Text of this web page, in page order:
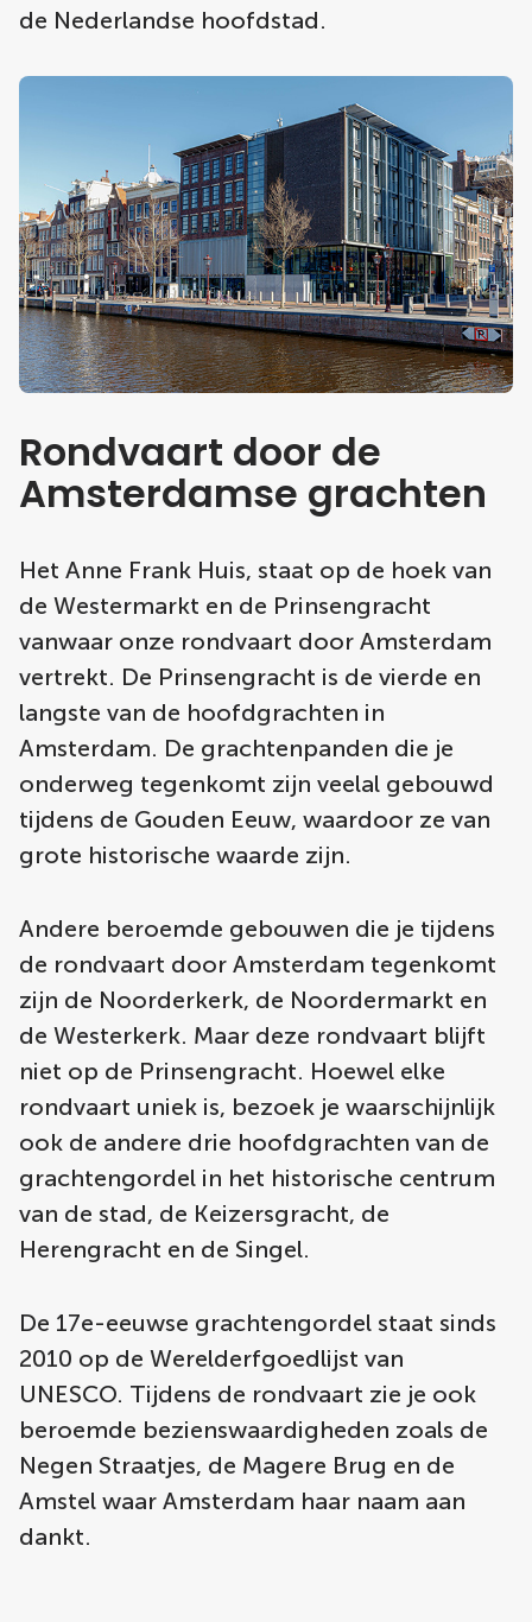
de Nederlandse hoofdstad.
Rondvaart door de
Amsterdamse grachten
Het Anne Frank Huis, staat op de hoek van
de Westermarkt en de Prinsengracht
vanwaar onze rondvaart door Amsterdam
vertrekt. De Prinsengracht is de vierde en
langste van de hoofdgrachten in
Amsterdam. De grachtenpanden die je
onderweg tegenkomt zijn veelal gebouwd
tijdens de Gouden Eeuw, waardoor ze van
grote historische waarde zijn.
Andere beroemde gebouwen die je tijdens
de rondvaart door Amsterdam tegenkomt
zijn de Noorderkerk, de Noordermarkt en
de Westerkerk. Maar deze rondvaart blijft
niet op de Prinsengracht. Hoewel elke
rondvaart uniek is, bezoek je waarschijnlijk
ook de andere drie hoofdgrachten van de
grachtengordel in het historische centrum
van de stad, de Keizersgracht, de
Herengracht en de Singel.
De 17e-eeuwse grachtengordel staat sinds
2010 op de Werelderfgoedlijst van
UNESCO. Tijdens de rondvaart zie je ook
beroemde bezienswaardigheden zoals de
Negen Straatjes, de Magere Brug en de
Amstel waar Amsterdam haar naam aan
dankt.